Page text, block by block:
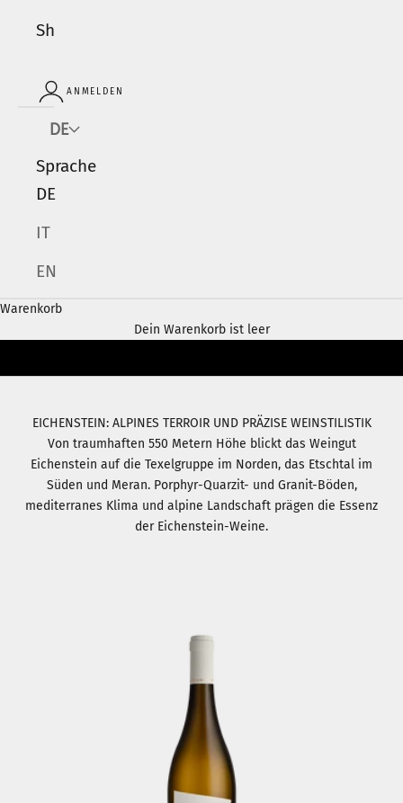
Shop
ANMELDEN
DE
Sprache
DE
IT
EN
Warenkorb
Dein Warenkorb ist leer
EICHENSTEIN: ALPINES TERROIR UND PRÄZISE WEINSTILISTIK
Von traumhaften 550 Metern Höhe blickt das Weingut
Eichenstein auf die Texelgruppe im Norden, das Etschtal im
Süden und Meran. Porphyr-Quarzit- und Granit-Böden,
mediterranes Klima und alpine Landschaft prägen die Essenz
der Eichenstein-Weine.